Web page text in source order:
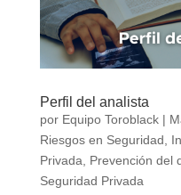
Perfil del analista
por Equipo Toroblack|
Riesgos en Seguridad
Privada
Prevención del
Seguridad Privada